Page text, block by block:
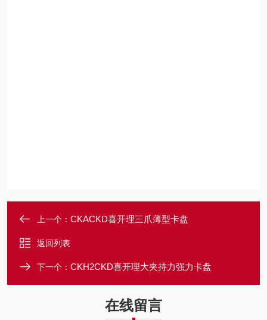
上一个： CKACKD喜开理三爪薄型卡盘
返回列表
下一个： CKH2CKD喜开理大夹持力强力卡盘
在线留言